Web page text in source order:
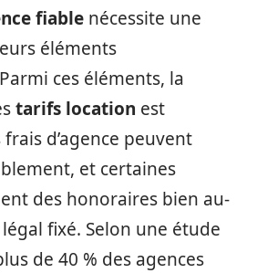
fiable nécessite une
éléments
ces éléments, la
tarifs location est
d’agence peuvent
et certaines
des honoraires bien au-
fixé. Selon une étude
de 40 % des agences